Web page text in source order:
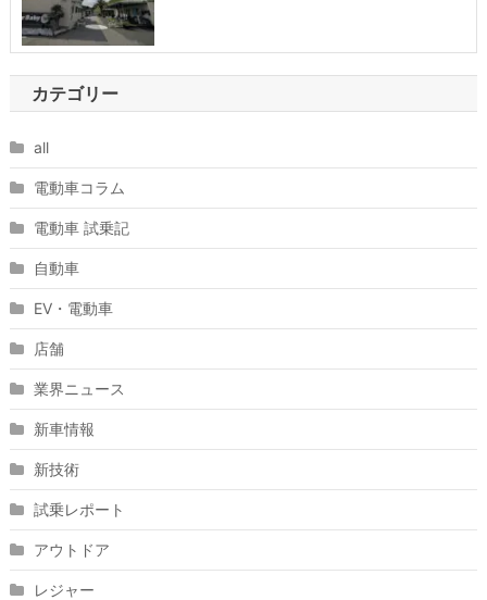
カテゴリー
all
電動車コラム
電動車 試乗記
自動車
EV・電動車
店舗
業界ニュース
新車情報
新技術
試乗レポート
アウトドア
レジャー